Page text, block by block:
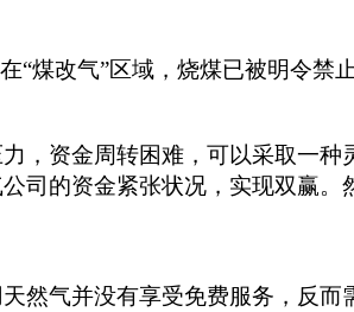
“煤改气”区域，烧煤已被明令
，资金周转困难，可以采取一
司的资金紧张状况，实现双赢
然气并没有享受免费服务，反